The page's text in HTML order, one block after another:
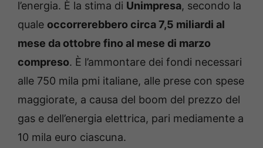
l’energia. È la stima di Unimpresa, secondo la
quale occorrerebbero circa 7,5 miliardi al
mese da ottobre fino al mese di marzo
compreso. È l’ammontare dei fondi necessari
alle 750 mila pmi italiane, alle prese con spese
maggiorate, a causa del boom del prezzo del
gas e dell’energia elettrica, pari mediamente a
10 mila euro ciascuna.